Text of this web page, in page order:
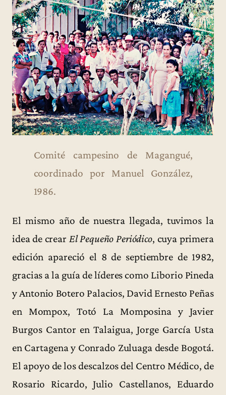
Comité campesino de Magangué,
coordinado por Manuel González,
1986.
El mismo año de nuestra llegada, tuvimos la
idea de crear El Pequeño Periódico, cuya primera
edición apareció el 8 de septiembre de 1982,
gracias a la guía de líderes como Liborio Pineda
y Antonio Botero Palacios, David Ernesto Peñas
en Mompox, Totó La Momposina y Javier
Burgos Cantor en Talaigua, Jorge García Usta
en Cartagena y Conrado Zuluaga desde Bogotá.
El apoyo de los descalzos del Centro Médico, de
Rosario Ricardo, Julio Castellanos, Eduardo